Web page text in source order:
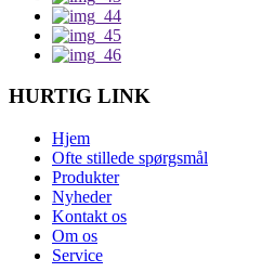
HURTIG LINK
Hjem
Ofte stillede spørgsmål
Produkter
Nyheder
Kontakt os
Om os
Service